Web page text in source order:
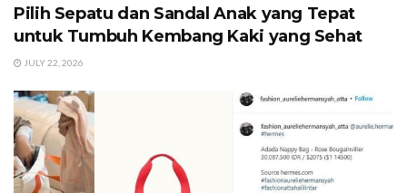
Pilih Sepatu dan Sandal Anak yang Tepat
untuk Tumbuh Kembang Kaki yang Sehat
JULY 22, 2026